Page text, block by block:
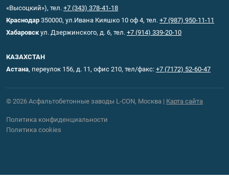
«Высоцкий»), тел. +7 (343) 378-41-18
Краснодар 350000, ул.Ивана Кияшко 10 оф 4, тел. +7 (987) 950-11-11
Хабаровск ул. Дзержинского, д. 6, тел. +7 (914) 339-20-10
КАЗАХСТАН
Астана, переулок 156, д. 11, офис 210, тел/факс: +7 (7172) 52-60-47
© 2026 Асфальтобетонные заводы L-CON, Москва | Карта сайта
Политика конфиденциальности
Политика cookies